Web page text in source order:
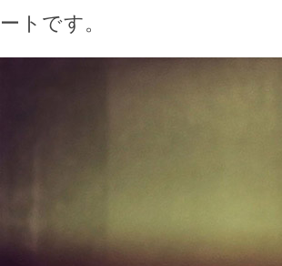
ートです。